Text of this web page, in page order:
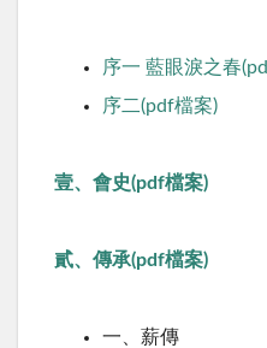
序一 藍眼淚之春
序二(pdf檔案)
壹、會史(pdf檔案)
貳、傳承(pdf檔案)
一、薪傳